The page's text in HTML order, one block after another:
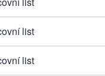
list
list